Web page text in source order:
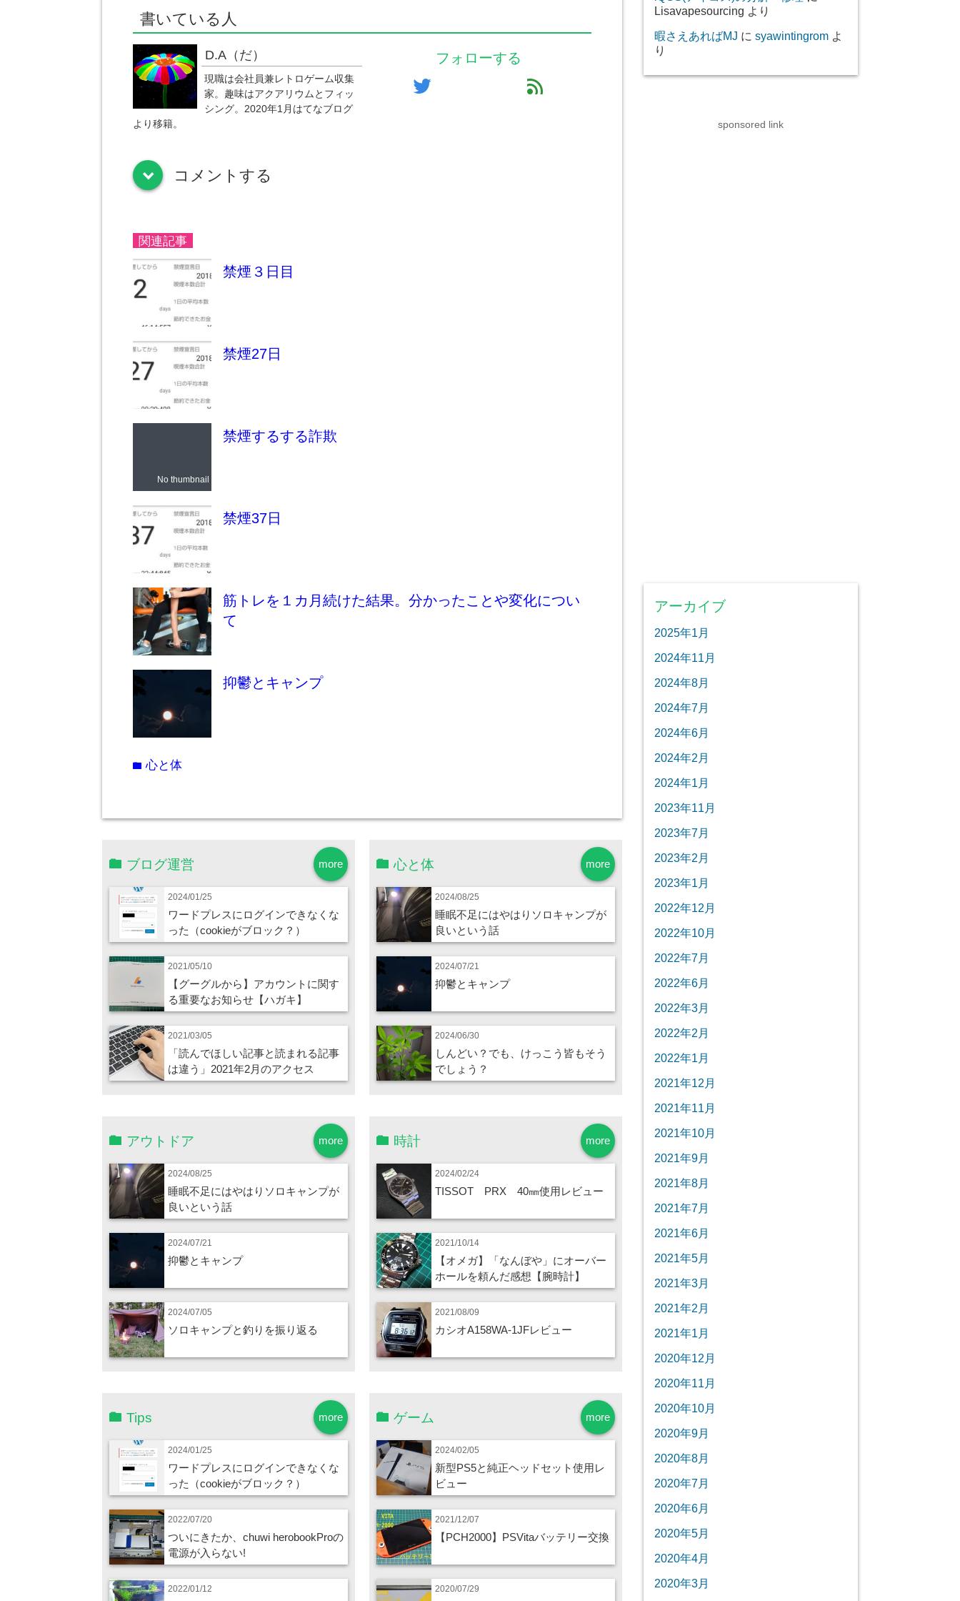
書いている人
D.A（だ）
現職は会社員兼レトロゲーム収集
家。趣味はアクアリウムとフィッ
シング。2020年1月はてなブログ
より移籍。
フォローする
twitter feed
down コメントする
関連記事
禁煙３日目
禁煙27日
No thumbnail
禁煙するする詐欺
禁煙37日
筋トレを１カ月続けた結果。分かったことや変化につい
て
抑鬱とキャンプ
folder心と体
more
ブログ運営
2024/01/25
ワードプレスにログインできなくな
った（cookieがブロック？）
2021/05/10
【グーグルから】アカウントに関す
る重要なお知らせ【ハガキ】
2021/03/05
「読んでほしい記事と読まれる記事
は違う」2021年2月のアクセス
more
心と体
2024/08/25
睡眠不足にはやはりソロキャンプが
良いという話
2024/07/21
抑鬱とキャンプ
2024/06/30
しんどい？でも、けっこう皆もそう
でしょう？
more
アウトドア
2024/08/25
睡眠不足にはやはりソロキャンプが
良いという話
2024/07/21
抑鬱とキャンプ
2024/07/05
ソロキャンプと釣りを振り返る
more
時計
2024/02/24
TISSOT PRX 40㎜使用レビュー
2021/10/14
【オメガ】「なんぼや」にオーバー
ホールを頼んだ感想【腕時計】
2021/08/09
カシオA158WA-1JFレビュー
more
Tips
2024/01/25
ワードプレスにログインできなくな
った（cookieがブロック？）
2022/07/20
ついにきたか、chuwi herobookProの
電源が入らない!
2022/01/12
more
ゲーム
2024/02/05
新型PS5と純正ヘッドセット使用レ
ビュー
2021/12/07
【PCH2000】PSVitaバッテリー交換
2020/07/29
Lisavapesourcing より
暇さえあればMJ に syawintingrom よ
り
sponsored link
アーカイブ
2025年1月
2024年11月
2024年8月
2024年7月
2024年6月
2024年2月
2024年1月
2023年11月
2023年7月
2023年2月
2023年1月
2022年12月
2022年10月
2022年7月
2022年6月
2022年3月
2022年2月
2022年1月
2021年12月
2021年11月
2021年10月
2021年9月
2021年8月
2021年7月
2021年6月
2021年5月
2021年3月
2021年2月
2021年1月
2020年12月
2020年11月
2020年10月
2020年9月
2020年8月
2020年7月
2020年6月
2020年5月
2020年4月
2020年3月